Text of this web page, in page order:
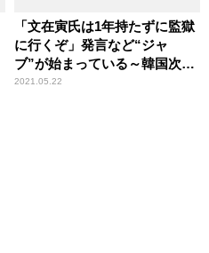
「文在寅氏は1年持たずに監獄
に行くぞ」発言など“ジャ
ブ”が始まっている～韓国次期
大統領選挙
2021.05.22